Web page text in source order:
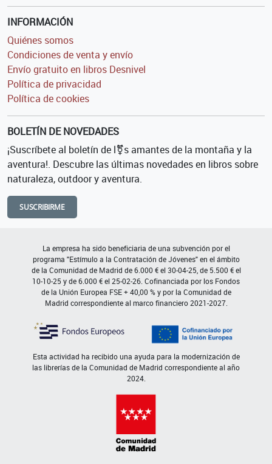
INFORMACIÓN
Quiénes somos
Condiciones de venta y envío
Envío gratuito en libros Desnivel
Política de privacidad
Política de cookies
BOLETÍN DE NOVEDADES
¡Suscríbete al boletín de l⚧s amantes de la montaña y la
aventura!. Descubre las últimas novedades en libros sobre
naturaleza, outdoor y aventura.
SUSCRIBIRME
La empresa ha sido beneficiaria de una subvención por el
programa "Estímulo a la Contratación de Jóvenes" en el ámbito
de la Comunidad de Madrid de 6.000 € el 30-04-25, de 5.500 € el
10-10-25 y de 6.000 € el 25-02-26. Cofinanciada por los Fondos
de la Unión Europea FSE + 40,00 % y por la Comunidad de
Madrid correspondiente al marco financiero 2021-2027.
Esta actividad ha recibido una ayuda para la modernización de
las librerías de la Comunidad de Madrid correspondiente al año
2024.